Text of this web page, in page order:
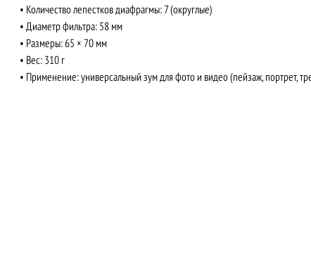
• Количество лепестков диафрагмы: 7 (округлые)
• Диаметр фильтра: 58 мм
• Размеры: 65 × 70 мм
• Вес: 310 г
• Применение: универсальный зум для фото и видео (пейзаж, портрет,